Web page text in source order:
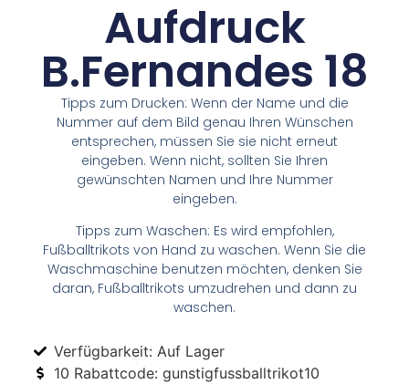
Aufdruck
B.Fernandes 18
Tipps zum Drucken: Wenn der Name und die
Nummer auf dem Bild genau Ihren Wünschen
entsprechen, müssen Sie sie nicht erneut
eingeben. Wenn nicht, sollten Sie Ihren
gewünschten Namen und Ihre Nummer
eingeben.
Tipps zum Waschen: Es wird empfohlen,
Fußballtrikots von Hand zu waschen. Wenn Sie die
Waschmaschine benutzen möchten, denken Sie
daran, Fußballtrikots umzudrehen und dann zu
waschen.
Verfügbarkeit: Auf Lager
10 Rabattcode: gunstigfussballtrikot10